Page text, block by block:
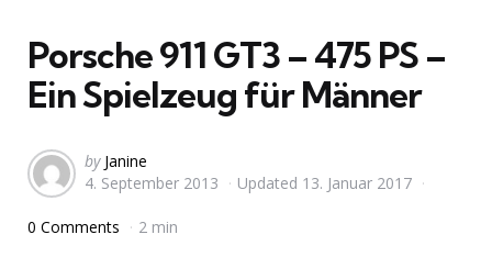
Porsche 911 GT3 – 475 PS –
Ein Spielzeug für Männer
Posted
by
by Janine
4. September 2013
Updated 13. Januar 2017
0 Comments 2 min